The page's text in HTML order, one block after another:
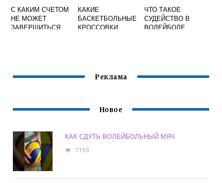
С КАКИМ СЧЕТОМ
НЕ МОЖЕТ
ЗАВЕРШИТЬСЯ
КАКИЕ
БАСКЕТБОЛЬНЫЕ
КРОССОВКИ
ЧТО ТАКОЕ
СУДЕЙСТВО В
ВОЛЕЙБОЛЕ
Реклама
Новое
КАК СДУТЬ ВОЛЕЙБОЛЬНЫЙ МЯЧ
7159